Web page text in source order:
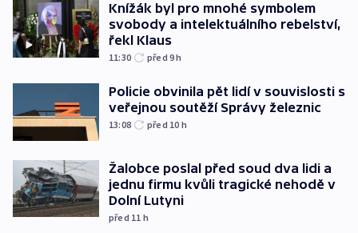
Knížák byl pro mnohé symbolem
svobody a intelektuálního rebelství,
řekl Klaus
11:30 před 9h
Policie obvinila pět lidí v souvislosti s
veřejnou soutěží Správy železnic
13:08 před 10 h
Žalobce poslal před soud dva lidi a
jednu firmu kvůli tragické nehodě v
Dolní Lutyni
před 11 h